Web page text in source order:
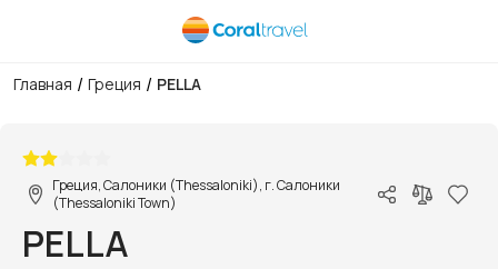
Главная / Греция / PELLA
Греция, Салоники (Thessaloniki), г. Салоники
(Thessaloniki Town)
PELLA